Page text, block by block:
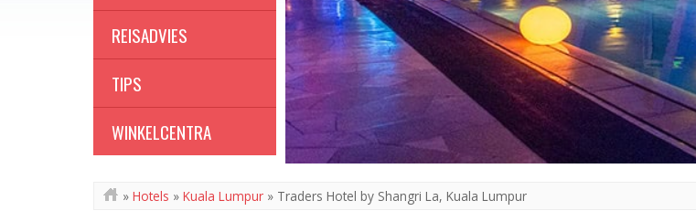
REISADVIES
TIPS
WINKELCENTRA
» Hotels » Kuala Lumpur » Traders Hotel by Shangri La, Kuala Lumpur